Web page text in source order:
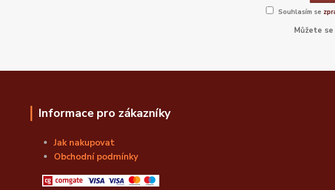
Souhlasím se
Můžete
Informace pro zákazníky
Jak nakupovat
Obchodní podmínky